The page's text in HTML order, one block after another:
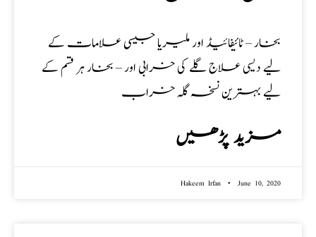
بخار – ٹائیفائیڈ اور ملیریا جیسی علامات کے
لیے دیسی علاج گلے کی خرابی اور – بخار ہر قسم کے
لیے بہترین نسخہ گلہ خراب
مزید پڑھیں
Hakeem Irfan June 10, 2020